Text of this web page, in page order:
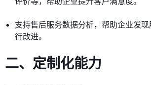
支持售后服务数据分析，帮助企业发
行改进。
二、定制化能力